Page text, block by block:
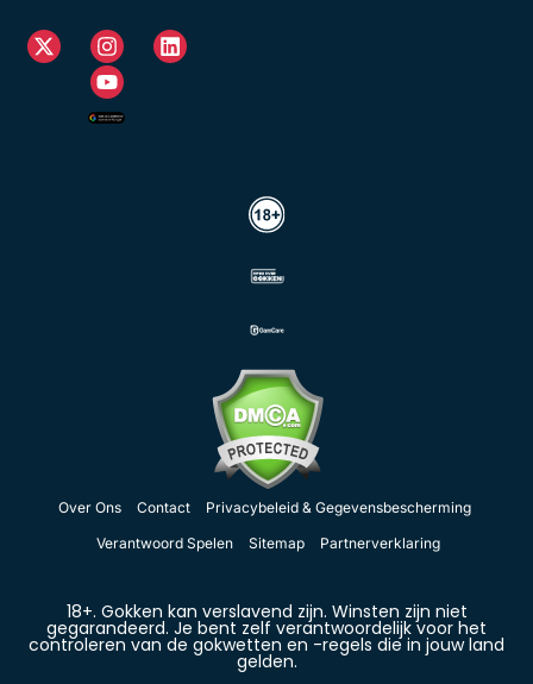
Over Ons Contact
Privacybeleid & Gegevensbescherming
Verantwoord Spelen
Sitemap Partnerverklaring
18+. Gokken kan verslavend zijn. Winsten zijn niet
gegarandeerd. Je bent zelf verantwoordelijk voor het
controleren van de gokwetten en -regels die in jouw land
gelden.